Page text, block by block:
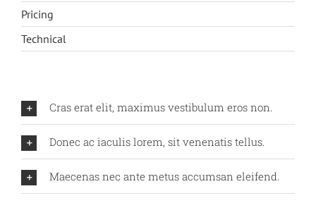
Pricing
Technical
Cras erat elit, maximus vestibulum eros non.
Donec ac iaculis lorem, sit venenatis tellus.
Maecenas nec ante metus accumsan eleifend.